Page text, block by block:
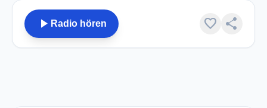
play_arrow Radio hören favorite share